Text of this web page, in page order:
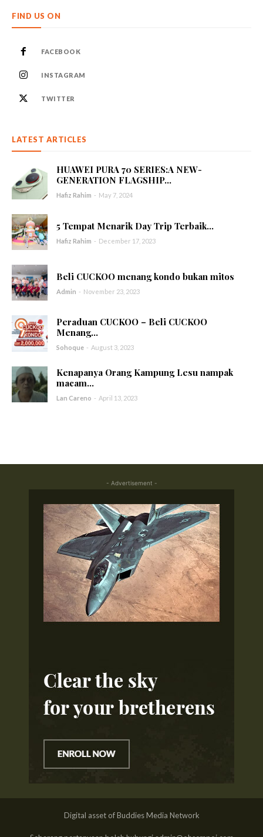
FIND US ON
FACEBOOK
INSTAGRAM
TWITTER
LATEST ARTICLES
HUAWEI PURA 70 SERIES:A NEW-
GENERATION FLAGSHIP...
Hafiz Rahim - May 7, 2024
5 Tempat Menarik Day Trip Terbaik...
Hafiz Rahim - December 17, 2023
Beli CUCKOO menang kondo bukan mitos
Admin - November 23, 2023
Peraduan CUCKOO – Beli CUCKOO
Menang...
Sohoque - August 3, 2023
Kenapanya Orang Kampung Lesu nampak
macam...
Lan Careno - April 13, 2023
- Advertisement -
Digital asset of Buddies Media Network